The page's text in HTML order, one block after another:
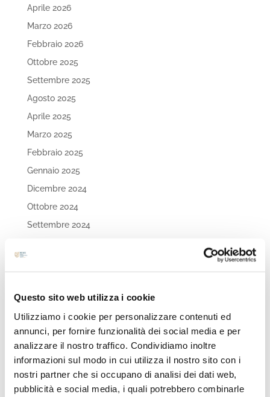
Questo sito web utilizza i cookie
Utilizziamo i cookie per personalizzare contenuti ed
annunci, per fornire funzionalità dei social media e per
analizzare il nostro traffico. Condividiamo inoltre
informazioni sul modo in cui utilizza il nostro sito con i
nostri partner che si occupano di analisi dei dati web,
pubblicità e social media, i quali potrebbero combinarle
Aprile 2026
Marzo 2026
Febbraio 2026
Ottobre 2025
Settembre 2025
Agosto 2025
Aprile 2025
Marzo 2025
Febbraio 2025
Gennaio 2025
Dicembre 2024
Ottobre 2024
Settembre 2024
Aprile 2024
Marzo 2024
Febbraio 2024
Dicembre 2023
Settembre 2023
Agosto 2023